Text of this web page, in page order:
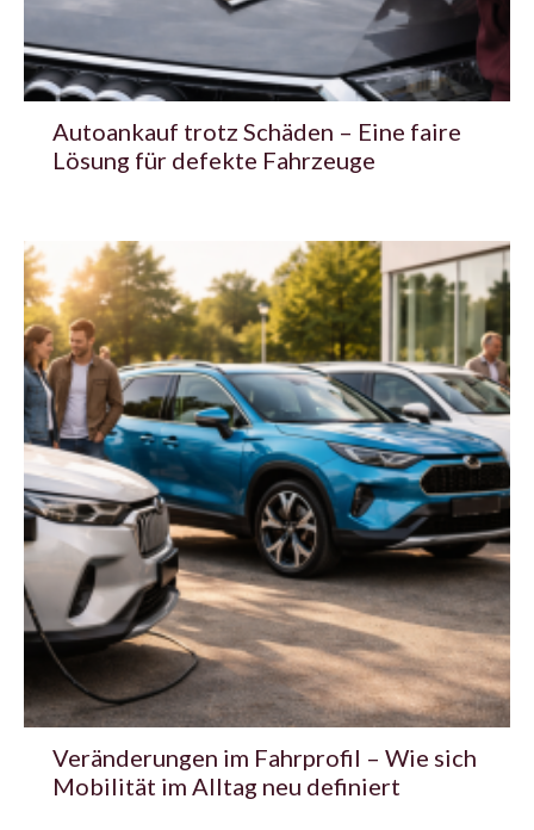
Autoankauf trotz Schäden – Eine faire
Lösung für defekte Fahrzeuge
Veränderungen im Fahrprofil – Wie sich
Mobilität im Alltag neu definiert